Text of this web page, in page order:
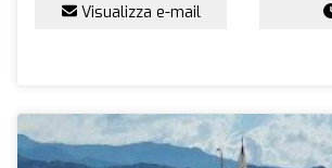
Visualizza e-mail